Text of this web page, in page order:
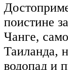
поистине
Чанге,
Таиланда,
водопад и